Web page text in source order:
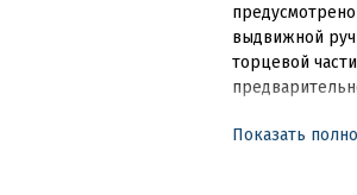
выдвижной
торцевой
Показать